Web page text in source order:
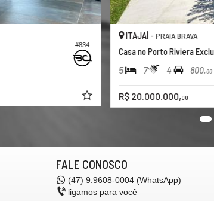
PRAIA BRAVA
Casa no Porto Riviera Exclusive
4 800, 520,00
R$ 20.000.000,00
FALE CONOSCO
(47) 9.9608-0004 (WhatsApp)
ligamos para você